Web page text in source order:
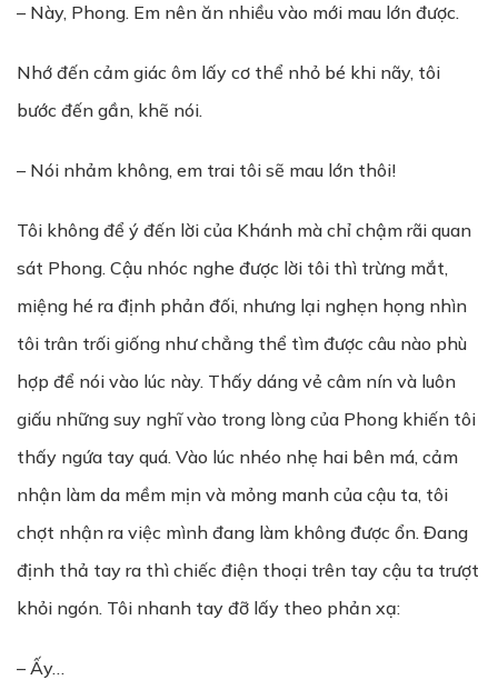
– Này, Phong. Em nên ăn nhiều vào mới mau lớn được.
Nhớ đến cảm giác ôm lấy cơ thể nhỏ bé khi nãy, tôi
bước đến gần, khẽ nói.
– Nói nhảm không, em trai tôi sẽ mau lớn thôi!
Tôi không để ý đến lời của Khánh mà chỉ chậm rãi quan
sát Phong. Cậu nhóc nghe được lời tôi thì trừng mắt,
miệng hé ra định phản đối, nhưng lại nghẹn họng nhìn
tôi trân trối giống như chẳng thể tìm được câu nào phù
hợp để nói vào lúc này. Thấy dáng vẻ câm nín và luôn
giấu những suy nghĩ vào trong lòng của Phong khiến tôi
thấy ngứa tay quá. Vào lúc nhéo nhẹ hai bên má, cảm
nhận làm da mềm mịn và mỏng manh của cậu ta, tôi
chợt nhận ra việc mình đang làm không được ổn. Đang
định thả tay ra thì chiếc điện thoại trên tay cậu ta trượt
khỏi ngón. Tôi nhanh tay đỡ lấy theo phản xạ:
– Ấy…